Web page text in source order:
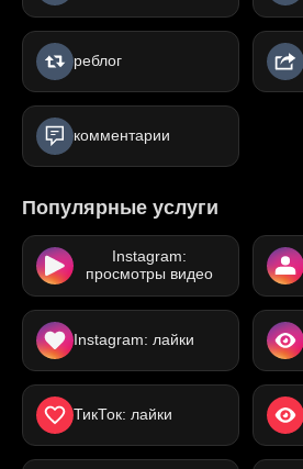
реблог
комментарии
Популярные услуги
Instagram:
просмотры видео
Instagram: лайки
ТикТок: лайки